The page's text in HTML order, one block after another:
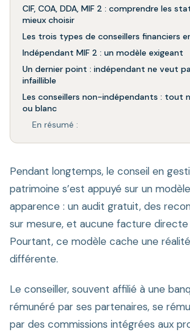
CIF, COA, DDA, MIF 2 : comprendre les
mieux choisir
Les trois types de conseillers financiers
Indépendant MIF 2 : un modèle exigeant
Un dernier point : indépendant ne veut
infaillible
Les conseillers non-indépendants : tout
ou blanc
En résumé :
Pendant longtemps, le conseil en
patrimoine s’est appuyé sur un
apparence : un audit gratuit, des
sur mesure, et aucune facture
Pourtant, ce modèle cache une
différente.
Le conseiller, souvent affilié à une
rémunéré par ses partenaires, se
par des commissions intégrées aux